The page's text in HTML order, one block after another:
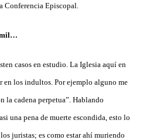
Conferencia Episcopal.
mil…
casos en estudio. La Iglesia aquí en
en los indultos. Por ejemplo alguno me
la cadena perpetua”. Hablando
una pena de muerte escondida, esto lo
juristas; es como estar ahí muriendo